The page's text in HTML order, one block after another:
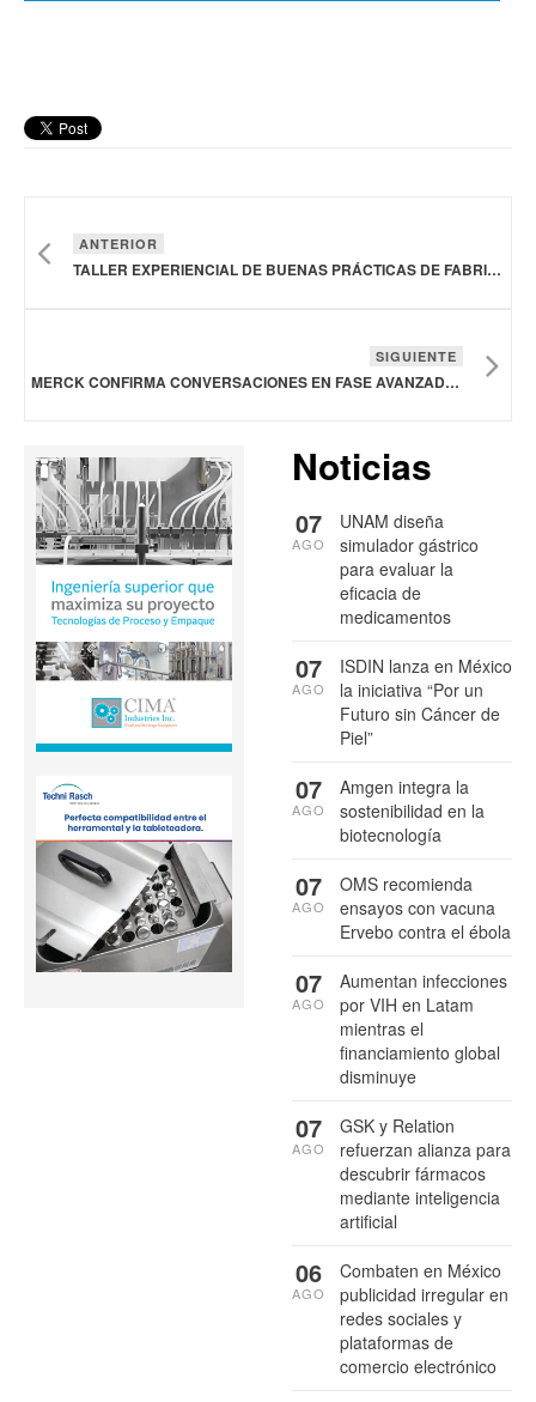
ANTERIOR
TALLER EXPERIENCIAL DE BUENAS PRÁCTICAS DE FABRICACIÓN Y NOM 059
SIGUIENTE
MERCK CONFIRMA CONVERSACIONES EN FASE AVANZADA PARA ADQUIRIR A SPRINGWORKS THERAPEUTICS
Noticias
UNAM diseña
simulador gástrico
para evaluar la
eficacia de
medicamentos
07
AGO
ISDIN lanza en México
la iniciativa “Por un
Futuro sin Cáncer de
Piel”
07
AGO
Amgen integra la
sostenibilidad en la
biotecnología
07
AGO
OMS recomienda
ensayos con vacuna
Ervebo contra el ébola
07
AGO
Aumentan infecciones
por VIH en Latam
mientras el
financiamiento global
disminuye
07
AGO
GSK y Relation
refuerzan alianza para
descubrir fármacos
mediante inteligencia
artificial
07
AGO
Combaten en México
publicidad irregular en
redes sociales y
plataformas de
comercio electrónico
06
AGO